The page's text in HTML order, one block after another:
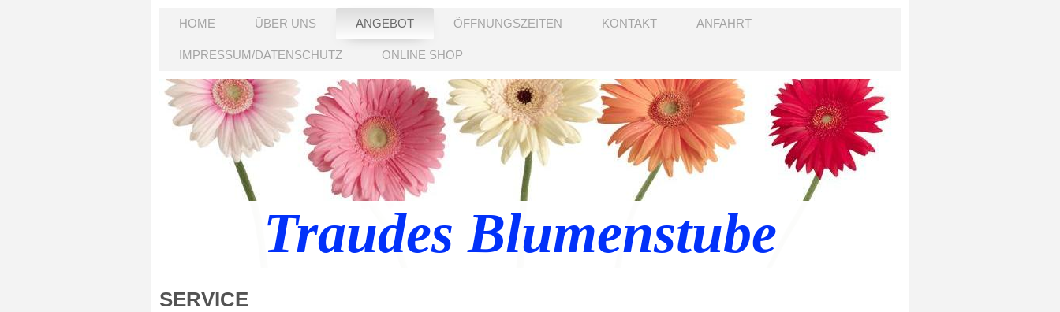
HOME ÜBER UNS ANGEBOT ÖFFNUNGSZEITEN KONTAKT ANFAHRT
IMPRESSUM/DATENSCHUTZ ONLINE SHOP
Traudes Blumenstube
SERVICE